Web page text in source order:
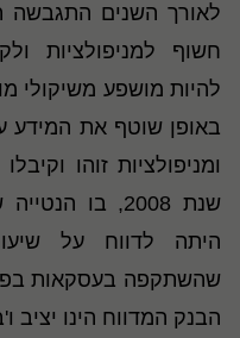
לאורך השנים התגבשה
חשוף למניפולציות
להיות מושפע משיקולי
באופן שוטף את המידע
ומניפולציות זוהו
שנת 2008, בו
היתה לדווח על
שהשתקפה בעסקאות
הבנק המדווח הינו יציב